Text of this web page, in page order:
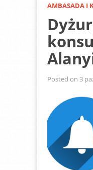
AMBASADA I
Dyżur
Posted on 3